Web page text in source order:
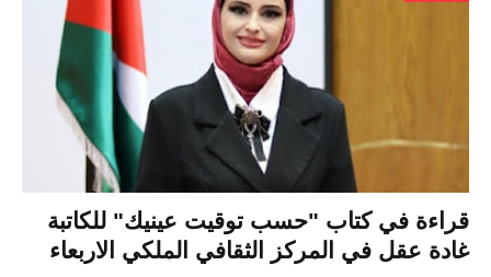
قراءة في كتاب "حسب توقيت عينيك" للكاتبة
غادة عقل في المركز الثقافي الملكي الاربعاء